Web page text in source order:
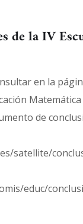
de la IV
en la
de
satellite/
educ/